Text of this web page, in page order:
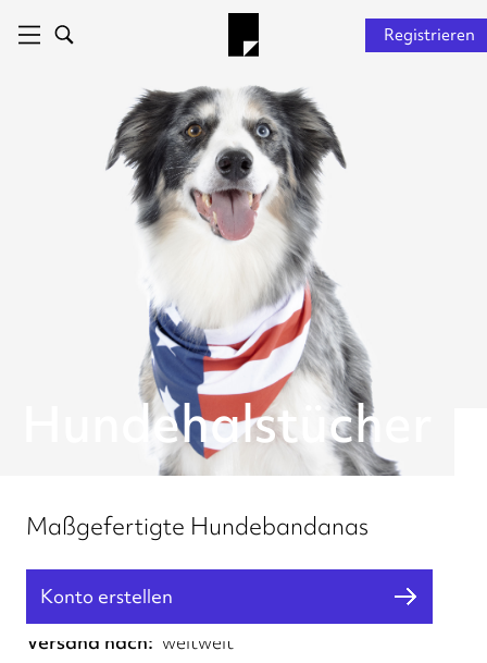
Registrieren
Hundehalstücher
Maßgefertigte Hundebandanas
Konto erstellen
Erfüllt von
UK
Versand nach
weltweit